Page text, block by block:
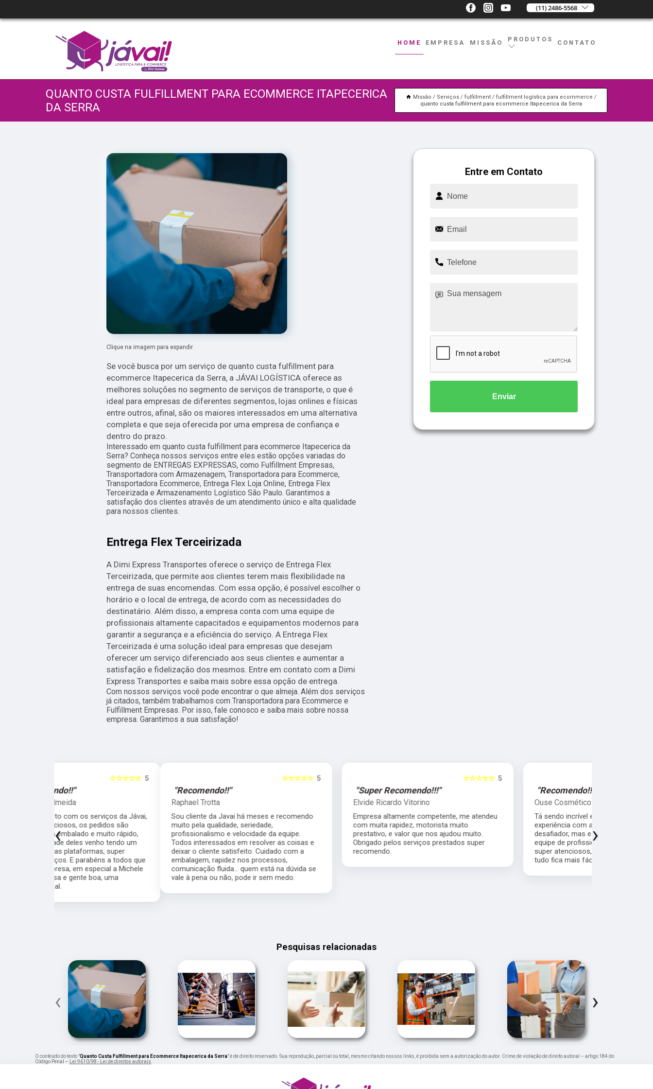
(11) 2486-5568
HOME EMPRESA MISSÃO PRODUTOS CONTATO
QUANTO CUSTA FULFILLMENT PARA ECOMMERCE ITAPECERICA
DA SERRA
Missão Serviços fulfillment
fulfillment logística para ecommerce
quanto custa fulfillment para ecommerce Itapecerica da Serra
Clique na imagem para expandir
Se você busca por um serviço de quanto custa fulfillment para
ecommerce Itapecerica da Serra, a JÁVAI LOGÍSTICA oferece as
melhores soluções no segmento de serviços de transporte, o que é
ideal para empresas de diferentes segmentos, lojas onlines e físicas
entre outros, afinal, são os maiores interessados em uma alternativa
completa e que seja oferecida por uma empresa de confiança e
dentro do prazo.
Interessado em quanto custa fulfillment para ecommerce Itapecerica da
Serra? Conheça nossos serviços entre eles estão opções variadas do
segmento de ENTREGAS EXPRESSAS, como Fulfillment Empresas,
Transportadora com Armazenagem, Transportadora para Ecommerce,
Transportadora Ecommerce, Entrega Flex Loja Online, Entrega Flex
Terceirizada e Armazenamento Logístico São Paulo. Garantimos a
satisfação dos clientes através de um atendimento único e alta qualidade
para nossos clientes.
Entrega Flex Terceirizada
A Dimi Express Transportes oferece o serviço de Entrega Flex
Terceirizada, que permite aos clientes terem mais flexibilidade na
entrega de suas encomendas. Com essa opção, é possível escolher o
horário e o local de entrega, de acordo com as necessidades do
destinatário. Além disso, a empresa conta com uma equipe de
profissionais altamente capacitados e equipamentos modernos para
garantir a segurança e a eficiência do serviço. A Entrega Flex
Terceirizada é uma solução ideal para empresas que desejam
oferecer um serviço diferenciado aos seus clientes e aumentar a
satisfação e fidelização dos mesmos. Entre em contato com a Dimi
Express Transportes e saiba mais sobre essa opção de entrega.
Com nossos serviços você pode encontrar o que almeja. Além dos serviços
já citados, também trabalhamos com Transportadora para Ecommerce e
Fulfillment Empresas. Por isso, fale conosco e saiba mais sobre nossa
empresa. Garantimos a sua satisfação!
Entre em Contato
Enviar
"Recomendo!!"
Raphael Trotta
Sou cliente da Javai há meses e recomendo
muito pela qualidade, seriedade,
profissionalismo e velocidade da equipe.
Todos interessados em resolver as coisas e
deixar o cliente satisfeito. Cuidado com a
embalagem, rapidez nos processos,
comunicação fluida... quem está na dúvida se
vale à pena ou não, pode ir sem medo.
Empresa altamente competente, me atendeu
com muita rapidez, motorista muito
prestativo, e valor que nos ajudou muito.
Obrigado pelos serviços prestados super
recomendo.
"Recomendo!!!"
Tá sendo incrível e maravilhoso a minha
experiência com a jávai. Tem sido muito
desafiador, mas estou contando com uma
equipe de profissionais super competentes,
super atenciosos, super profissionais...então
‹ ›
Pesquisas relacionadas
‹ ›
O conteúdo do texto "Quanto Custa Fulfillment para Ecommerce Itapecerica da Serra" é de direito reservado. Sua reprodução, parcial ou total, mesmo citando nossos links, é proibida sem a autorização do autor. Crime de violação de direito autoral – artigo 184 do
Código Penal –
Lei 9610/98 - Lei de direitos autorais